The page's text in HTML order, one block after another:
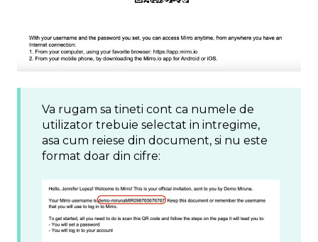
Va rugam sa tineti cont ca numele de
utilizator trebuie selectat in intregime,
asa cum reiese din document, si nu este
format doar din cifre: